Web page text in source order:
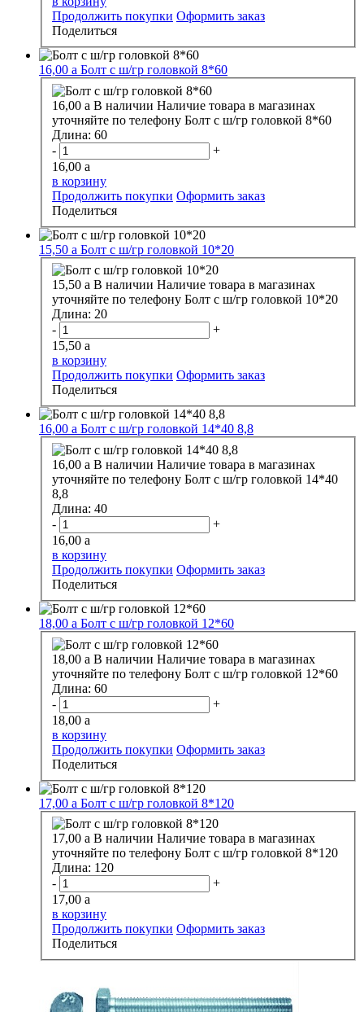
Продолжить покупки Оформить заказ
Поделиться
16,00 a Болт с ш/гр головкой 8*60
16,00 a В наличии Наличие товара в магазинах
уточняйте по телефону
Болт с ш/гр головкой 8*60
Длина: 60
-
+
16,00 a
в корзину
Продолжить покупки Оформить заказ
Поделиться
15,50 a Болт с ш/гр головкой 10*20
15,50 a В наличии Наличие товара в магазинах
уточняйте по телефону
Болт с ш/гр головкой 10*20
Длина: 20
-
+
15,50 a
в корзину
Продолжить покупки Оформить заказ
Поделиться
16,00 a Болт с ш/гр головкой 14*40 8,8
16,00 a В наличии Наличие товара в магазинах
уточняйте по телефону Болт с ш/гр головкой 14*40
8,8
Длина: 40
-
+
16,00 a
в корзину
Продолжить покупки Оформить заказ
Поделиться
18,00 a Болт с ш/гр головкой 12*60
18,00 a В наличии Наличие товара в магазинах
уточняйте по телефону
Болт с ш/гр головкой 12*60
Длина: 60
-
+
18,00 a
в корзину
Продолжить покупки Оформить заказ
Поделиться
17,00 a Болт с ш/гр головкой 8*120
17,00 a В наличии Наличие товара в магазинах
уточняйте по телефону
Болт с ш/гр головкой 8*120
Длина: 120
-
+
17,00 a
в корзину
Продолжить покупки Оформить заказ
Поделиться